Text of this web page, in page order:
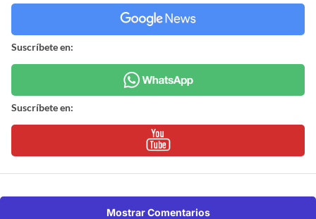
Suscríbete en:
Suscríbete en:
Mostrar Comentarios